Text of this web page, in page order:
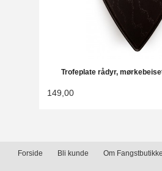
Trofeplate rådyr,
149,00
Forside Bli kunde Om